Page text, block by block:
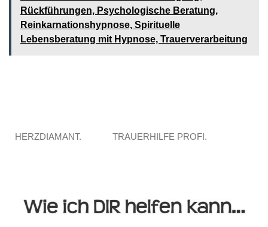
Rückführungen, Psychologische Beratung,
Reinkarnationshypnose, Spirituelle
Lebensberatung mit Hypnose, Trauerverarbeitung
HERZDIAMANT. TRAUERHILFE PROFI.